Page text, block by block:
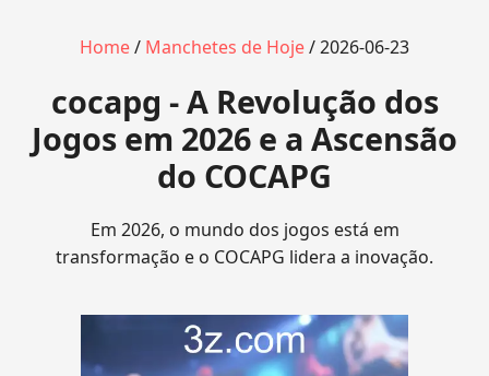
Home/ Manchetes de Hoje/ 2026-06-23
cocapg - A Revolução dos
Jogos em 2026 e a Ascensão
do COCAPG
Em 2026, o mundo dos jogos está em
transformação e o COCAPG lidera a inovação.